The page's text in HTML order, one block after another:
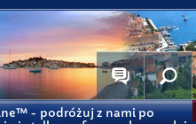
- podróżuj z nami po